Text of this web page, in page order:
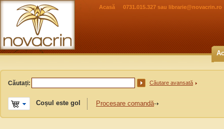
Acasă 0731.015.327 sau librarie@novacrin.ro
Căutați: Căutare avansată
Coșul este gol Procesare comandă